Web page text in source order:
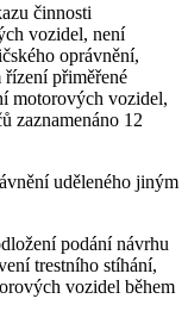
činnosti
vozidel, není
oprávnění,
řízení přiměřené
motorových vozidel,
zaznamenáno 12
uděleného jiným
podání návrhu
trestního stíhání,
vozidel během